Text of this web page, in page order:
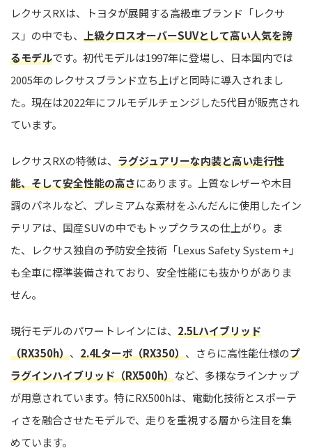
レクサスRXは、トヨタが展開する高級車ブランド「レクサ
ス」の中でも、 上級クロスオーバーSUVとして高い人気を誇
るモデルです。初代モデルは1997年に登場し、日本国内では
2005年のレクサスブランド立ち上げと同時に導入されまし
た。現在は2022年にフルモデルチェンジした5代目が販売され
ています。
レクサスRXの特徴は、 ラグジュアリーな内装と高い走行性
能、そして安全性能の高さにあります。上質なレザーや木目
調のパネルなど、プレミアムな素材をふんだんに使用したイン
テリアは、国産SUVの中でもトップクラスの仕上がり。ま
た、レクサス独自の予防安全技術「Lexus Safety System +」
も全車に標準装備されており、安全性能にも抜かりがありま
せん。
現行モデルのパワートレインには、 2.5Lハイブリッド
（RX350h）、 2.4Lターボ（RX350）、さらに高性能仕様のプ
ラグインハイブリッド（RX500h）など、多様なラインナップ
が用意されています。特にRX500hは、電動化技術とスポーテ
ィさを融合させたモデルで、走りを重視する層から注目を集
めています。